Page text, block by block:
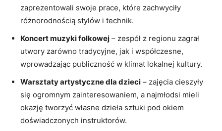
zaprezentowali swoje prace, które zachwyciły
różnorodnością stylów i technik.
Koncert muzyki folkowej – zespół z regionu zagrał
utwory zarówno tradycyjne, jak i współczesne,
wprowadzając publiczność w klimat lokalnej kultury.
Warsztaty artystyczne dla dzieci – zajęcia cieszyły
się ogromnym zainteresowaniem, a najmłodsi mieli
okazję tworzyć własne dzieła sztuki pod okiem
doświadczonych instruktorów.